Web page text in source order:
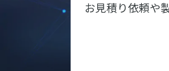
お見積り依頼や